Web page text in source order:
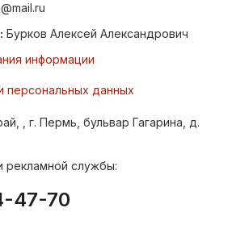
Бурков Алексей Александрович
информации
персональных данных
, г. Пермь, бульвар Гагарина, д.
рекламной службы:
47-70